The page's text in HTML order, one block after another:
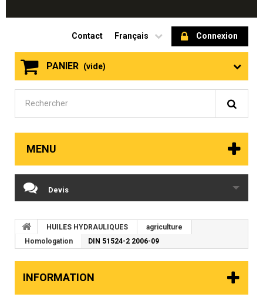
Connexion
Français
Contact
PANIER (vide)
MENU
Devis
HUILES HYDRAULIQUES
agriculture
Homologation
DIN 51524-2 2006-09
INFORMATION